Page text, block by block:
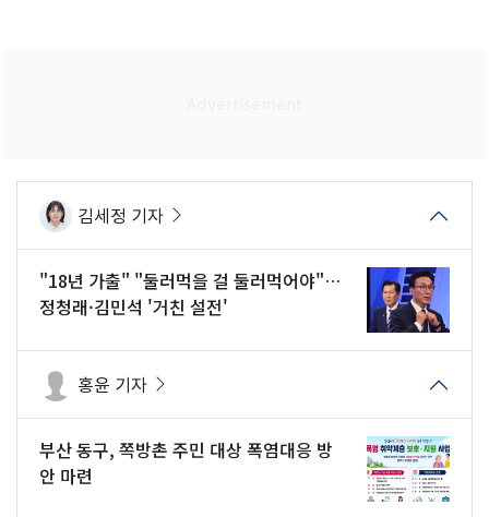
김세정 기자
"18년 가출" "둘러먹을 걸 둘러먹어야"…
정청래·김민석 '거친 설전'
홍윤 기자
부산 동구, 쪽방촌 주민 대상 폭염대응 방
안 마련